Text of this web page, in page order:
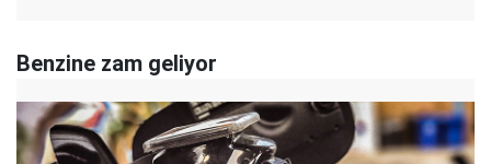
Benzine zam geliyor